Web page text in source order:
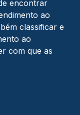
encontrar
ao
classificar e
ao
com que as